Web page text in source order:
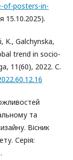
of-posters-in-
15.10.2025).
K., Galchynska,
trend in socio-
11(60), 2022. С.
та
Вісник
Серія: